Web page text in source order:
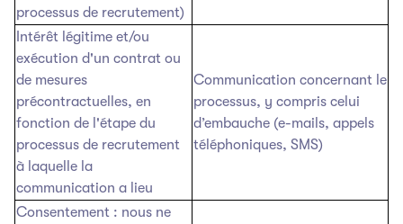
processus de recrutement)
Intérêt légitime et/ou
exécution d'un contrat ou
de mesures
précontractuelles, en
fonction de l'étape du
processus de recrutement
à laquelle la
communication a lieu
Communication concernant le
processus, y compris celui
d’embauche (e-mails, appels
téléphoniques, SMS)
Consentement : nous ne